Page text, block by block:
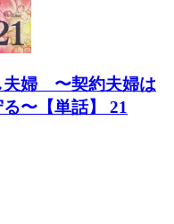
夫婦 〜契約夫婦は
〜【単話】 21